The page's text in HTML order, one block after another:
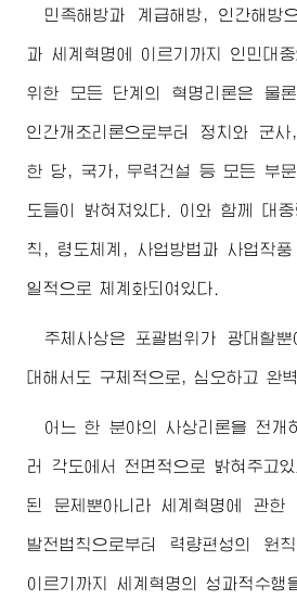
민족해방과 계급해방, 인간해방
과 세계혁명에 이르기까지 인민대
위한 모든 단계의 혁명리론은 물
인간개조리론으로부터 정치와 군
한 당, 국가, 무력건설 등 모든 부
도들이 밝혀져있다. 이와 함께 대
칙, 령도체계, 사업방법과 사업작
일적으로 체계화되여있다.
주체사상은 포괄범위가 광대할뿐
대해서도 구체적으로, 심오하고 완
어느 한 분야의 사상리론을 전개
러 각도에서 전면적으로 밝혀주고
된 문제뿐아니라 세계혁명에 관
발전법칙으로부터 력량편성의 원
이르기까지 세계혁명의 성과적수행